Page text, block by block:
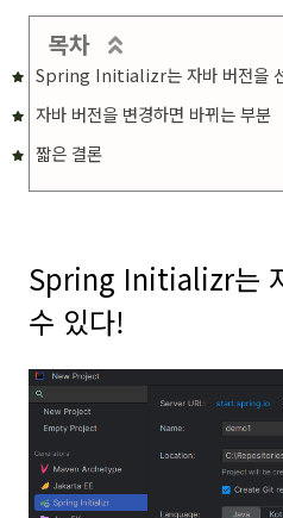
목차
Spring Initializr는 자바 버전을
자바 버전을 변경하면 바뀌는 부분
짧은 결론
Spring Initializr는
수 있다!